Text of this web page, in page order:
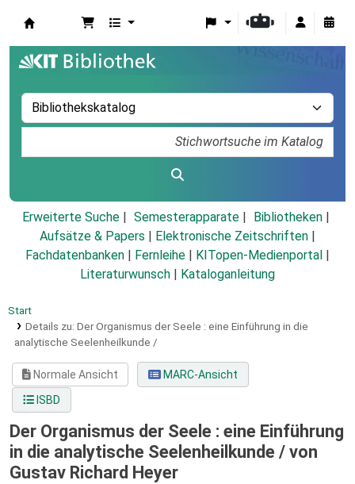
Erweiterte Suche Semesterapparate
Bibliotheken
Aufsätze & Papers
Elektronische Zeitschriften
Fachdatenbanken
Fernleihe KITopen-Medienportal
Literaturwunsch
Kataloganleitung
Start
Details zu: Der Organismus der Seele : eine Einführung in die
analytische Seelenheilkunde /
Normale Ansicht
MARC-Ansicht
ISBD
Der Organismus der Seele : eine Einführung
in die analytische Seelenheilkunde / von
Gustav Richard Heyer